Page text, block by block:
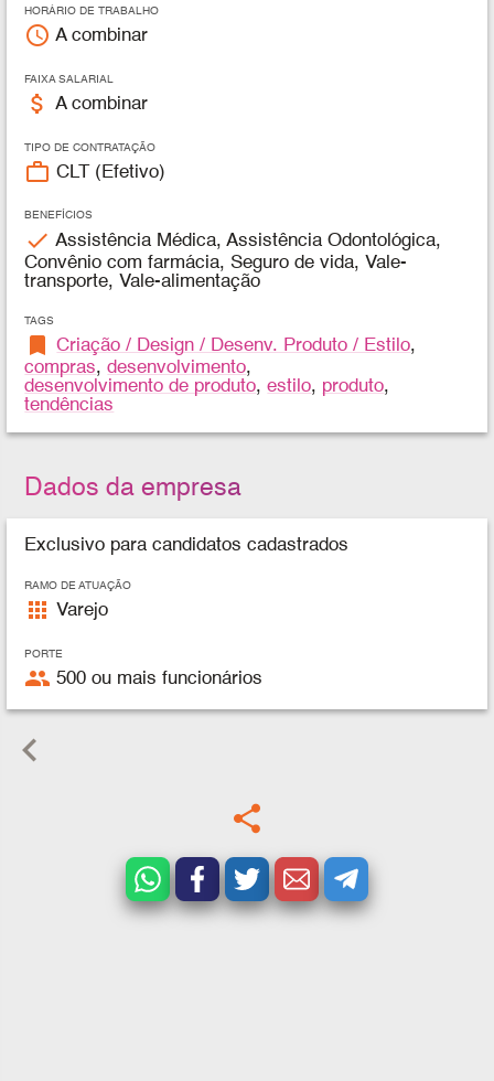
HORÁRIO DE TRABALHO
access_time A combinar
FAIXA SALARIAL
attach_money A combinar
TIPO DE CONTRATAÇÃO
work_outline CLT (Efetivo)
BENEFÍCIOS
check Assistência Médica, Assistência Odontológica,
Convênio com farmácia, Seguro de vida, Vale-
transporte, Vale-alimentação
TAGS
bookmark Criação / Design / Desenv. Produto / Estilo,
compras,desenvolvimento,
desenvolvimento de produto,estilo, produto,
tendências
Dados da empresa
Exclusivo para candidatos cadastrados
RAMO DE ATUAÇÃO
apps Varejo
PORTE
people 500 ou mais funcionários
keyboard_arrow_left
share